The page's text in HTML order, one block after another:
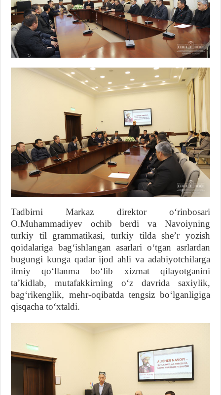
Tadbirni Markaz direktor oʻrinbosari
O.Muhammadiyev ochib berdi va Navoiyning
turkiy til grammatikasi, turkiy tilda sheʼr yozish
qoidalariga bagʻishlangan asarlari oʻtgan asrlardan
bugungi kunga qadar ijod ahli va adabiyotchilarga
ilmiy qoʻllanma boʻlib xizmat qilayotganini
taʼkidlab, mutafakkirning oʻz davrida saxiylik,
bagʻrikenglik, mehr-oqibatda tengsiz boʻlganligiga
qisqacha toʻxtaldi.